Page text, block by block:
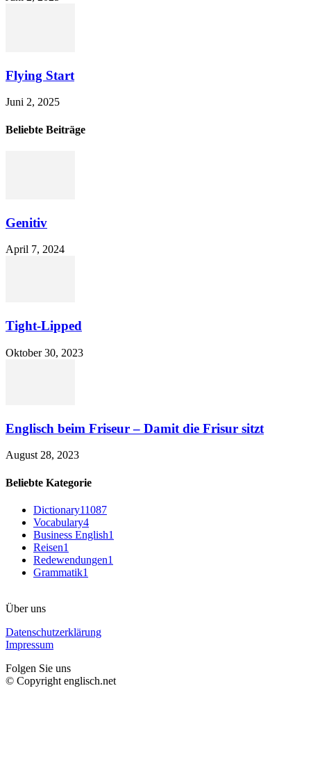
Flying Start
Juni 2, 2025
Beliebte Beiträge
Genitiv
April 7, 2024
Tight-Lipped
Oktober 30, 2023
Englisch beim Friseur – Damit die Frisur sitzt
August 28, 2023
Beliebte Kategorie
Dictionary11087
Vocabulary4
Business English1
Reisen1
Redewendungen1
Grammatik1
Über uns
Datenschutzerklärung
Impressum
Folgen Sie uns
© Copyright englisch.net